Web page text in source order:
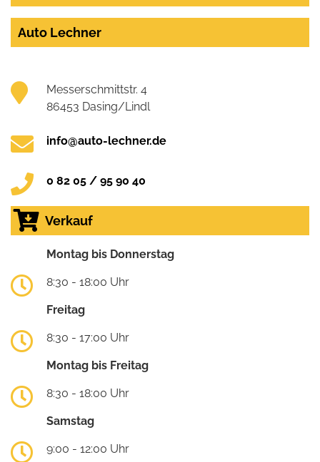
Auto Lechner
Messerschmittstr. 4
86453 Dasing/Lindl
info@auto-lechner.de
0 82 05 / 95 90 40
Verkauf
Montag bis Donnerstag
8:30 - 18:00 Uhr
Freitag
8:30 - 17:00 Uhr
Montag bis Freitag
8:30 - 18:00 Uhr
Samstag
9:00 - 12:00 Uhr